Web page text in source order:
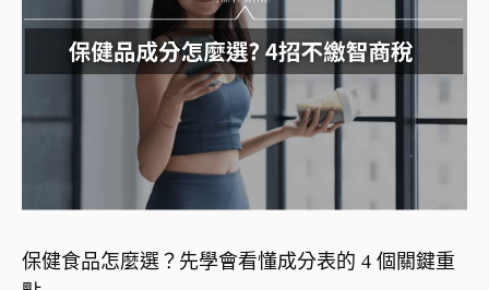
保健食品怎麼選？先學會看懂成分表的 4 個關鍵重